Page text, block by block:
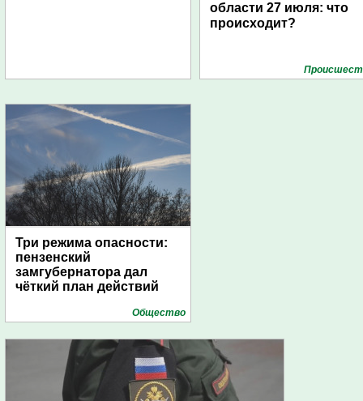
области 27 июля: что
происходит?
Три режима опасности:
пензенский
замгубернатора дал
чёткий план действий
Общество